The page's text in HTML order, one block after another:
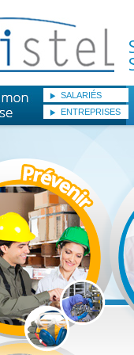
SALARIÉS
ENTREPRISES